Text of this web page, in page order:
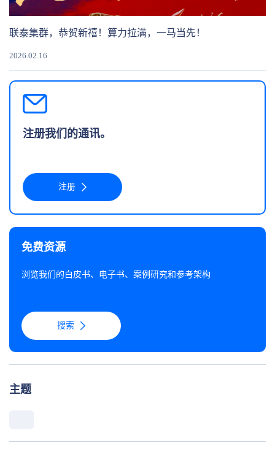
联泰集群，恭贺新禧！算力拉满，一马当先！
2026.02.16
注册我们的通讯。
注册
免费资源
浏览我们的白皮书、电子书、案例研究和参考架构
搜索
主题